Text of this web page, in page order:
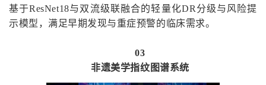
基于ResNet18与双流级联融合的轻量化DR分级与风险提
示模型，满足早期发现与重症预警的临床需求。
03
非遗美学指纹图谱系统